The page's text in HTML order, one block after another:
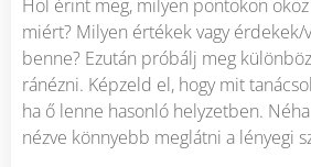
Hol érint meg, milyen pontokon
miért? Milyen értékek vagy érdekek/
benne? Ezután próbálj meg
ránézni. Képzeld el, hogy mit
ha ő lenne hasonló helyzetben.
nézve könnyebb meglátni a lényegi